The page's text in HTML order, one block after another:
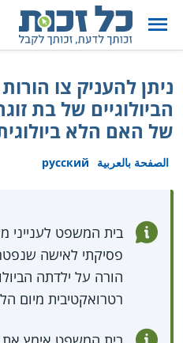
ניתן להעניק צו
הביולוגיים של בת
של האם הלא
الصفحة بالعربية
русский
בית המשפט לענייני
פסיקתי לאישה
הורה על ילדתה
רטרואקטיבית מיום